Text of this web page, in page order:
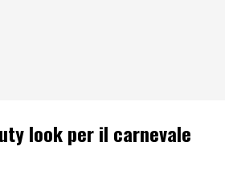
look per il carnevale